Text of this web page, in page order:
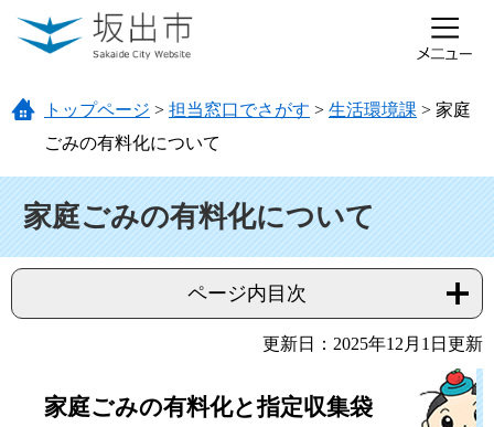
ページの先頭です。
メニューを飛ばして本文へ
トップページ > 担当窓口でさがす > 生活環境課 > 家庭
ごみの有料化について
家庭ごみの有料化について
ページ内目次
更新日：2025年12月1日更新
家庭ごみの有料化と指定収集袋